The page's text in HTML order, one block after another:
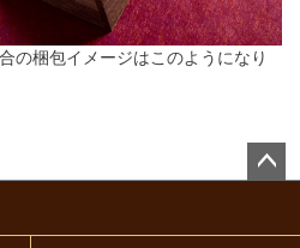
の梱包イメージはこのようになり